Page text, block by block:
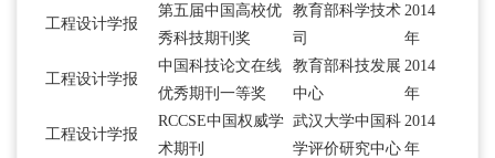
工程设计学报
第五届中国高校优
秀科技期刊奖
教育部科学技术
司
2014
年
工程设计学报
中国科技论文在线
优秀期刊一等奖
教育部科技发展
中心
2014
年
工程设计学报
RCCSE中国权威学
术期刊
武汉大学中国科
学评价研究中心
2014
年